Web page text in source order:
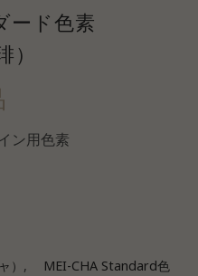
ード色素
ン用色素
） ,
MEI-CHA Standard色